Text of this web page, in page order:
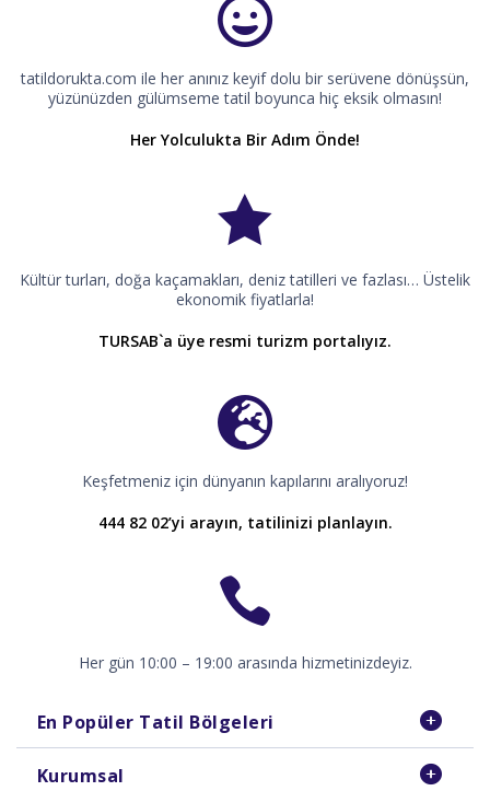
tatildorukta.com ile her anınız keyif dolu bir serüvene dönüşsün,
yüzünüzden gülümseme tatil boyunca hiç eksik olmasın!
Her Yolculukta Bir Adım Önde!
Kültür turları, doğa kaçamakları, deniz tatilleri ve fazlası… Üstelik
ekonomik fiyatlarla!
TURSAB`a üye resmi turizm portalıyız.
Keşfetmeniz için dünyanın kapılarını aralıyoruz!
444 82 02’yi arayın, tatilinizi planlayın.
Her gün 10:00 – 19:00 arasında hizmetinizdeyiz.
En Popüler Tatil Bölgeleri
Kurumsal